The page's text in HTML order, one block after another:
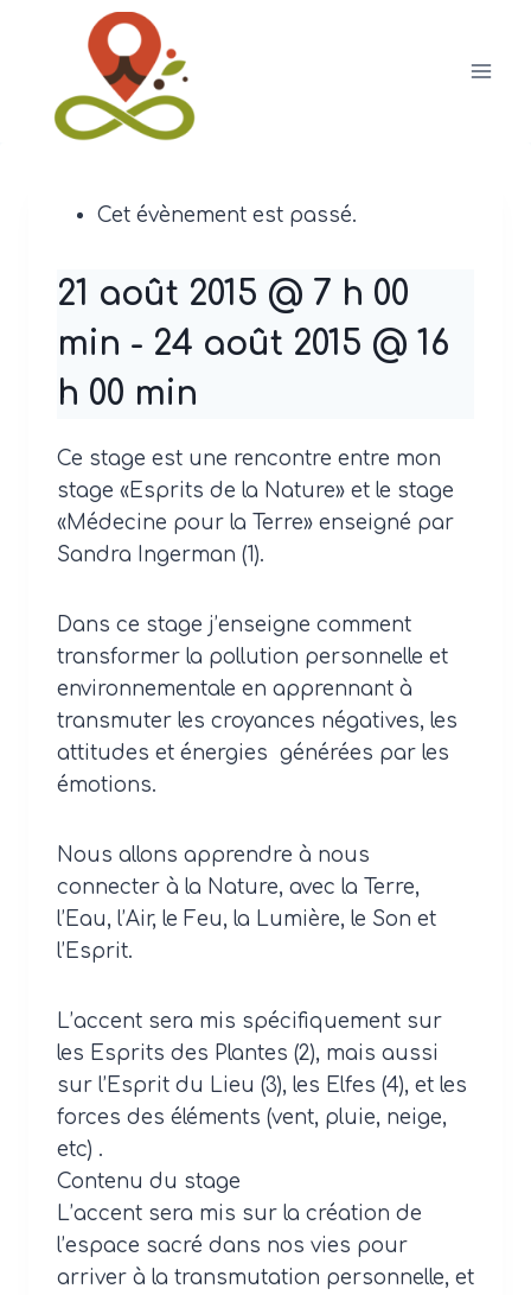
Cet évènement est passé.
21 août 2015 @ 7 h 00
min - 24 août 2015 @ 16
h 00 min
Ce stage est une rencontre entre mon
stage «Esprits de la Nature» et le stage
«Médecine pour la Terre» enseigné par
Sandra Ingerman (1).
Dans ce stage j’enseigne comment
transformer la pollution personnelle et
environnementale en apprennant à
transmuter les croyances négatives, les
attitudes et énergies générées par les
émotions.
Nous allons apprendre à nous
connecter à la Nature, avec la Terre,
l’Eau, l’Air, le Feu, la Lumière, le Son et
l’Esprit.
L’accent sera mis spécifiquement sur
les Esprits des Plantes (2), mais aussi
sur l’Esprit du Lieu (3), les Elfes (4), et les
forces des éléments (vent, pluie, neige,
etc) .
Contenu du stage
L’accent sera mis sur la création de
l’espace sacré dans nos vies pour
arriver à la transmutation personnelle, et